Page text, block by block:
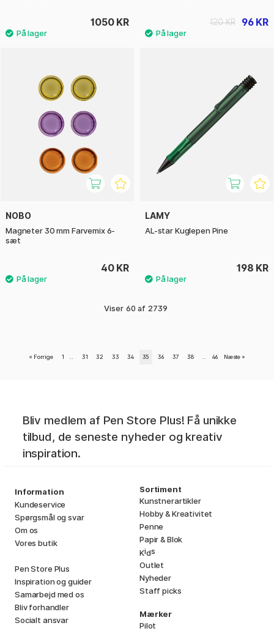
1050 KR 96 KR
120 KR
NOBO
Magneter 30 mm Farvemix 6-
sæt
40 KR
LAMY
AL-star Kuglepen Pine
198 KR
Viser 60 af 2739
« Forrige 1 31 32 33 34 35 36 37 38 46 Næste »
Bliv medlem af Pen Store Plus! Få unikke
tilbud, de seneste nyheder og kreativ
inspiration.
Information
Kundeservice
Spørgsmål og svar
Om os
Vores butik
Pen Store Plus
Inspiration og guider
Samarbejd med os
Bliv forhandler
Socialt ansvar
Sortiment
Kunstnerartikler
Hobby & Kreativitet
Penne
Papir & Blok
Kids
Outlet
Nyheder
Staff picks
Mærker
Pilot